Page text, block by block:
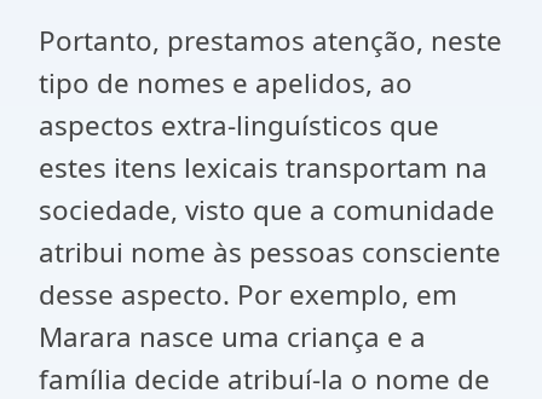
Portanto, prestamos atenção, neste
tipo de nomes e apelidos, ao
aspectos extra-linguísticos que
estes itens lexicais transportam na
sociedade, visto que a comunidade
atribui nome às pessoas consciente
desse aspecto. Por exemplo, em
Marara nasce uma criança e a
família decide atribuí-la o nome de